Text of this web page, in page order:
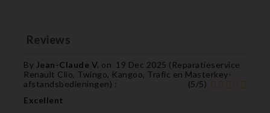
Reviews
By Jean-Claude V. on 19 Dec 2025 ( Reparatieservice
Renault Clio, Twingo, Kangoo, Trafic en Masterkey-
afstandsbedieningen) : (5/5)
Excellent